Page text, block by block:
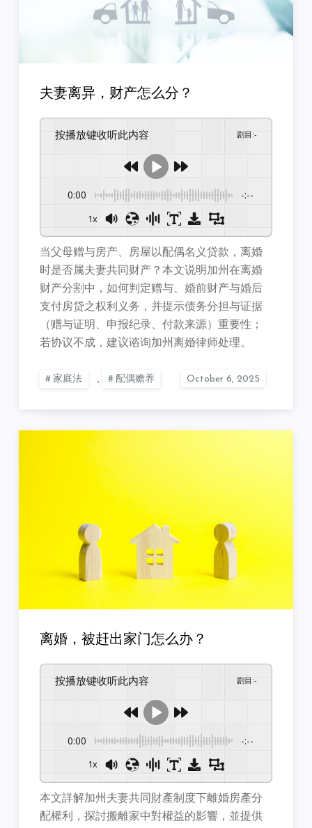
夫妻离异，财产怎么分？
按播放键收听此内容 剧目 :-
0:00 -:--
1x
当父母赠与房产、房屋以配偶名义贷款，离婚
时是否属夫妻共同财产？本文说明加州在离婚
财产分割中，如何判定赠与、婚前财产与婚后
支付房贷之权利义务，并提示债务分担与证据
（赠与证明、申报纪录、付款来源）重要性；
若协议不成，建议谘询加州离婚律师处理。
家庭法 , 配偶赡养
离婚，被赶出家门怎么办？
按播放键收听此内容 剧目 :-
0:00 -:--
1x
本文詳解加州夫妻共同財產制度下離婚房產分
配權利，探討搬離家中對權益的影響，並提供